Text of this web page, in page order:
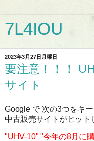
7L4IOU
2023年3月27日月曜日
要注意！！！
サイト
Google で 次の3つをキ
中古販売サイトがヒット
"UHV-10" "今年の8月に